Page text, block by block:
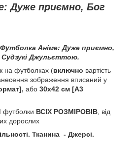
Дуже приємно, Бог
Аніме: Дуже приємно,
Джульєттою.
на футболках (включно вартість
зображення вписаний у
або 30х42 см [А3
футболки ВСІХ РОЗМІРОВІВ, від
дорослих
Тканина - Джерсі.